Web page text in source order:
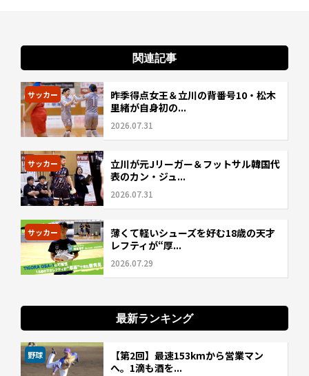
関連記事
サッカー
昨季得点女王＆立川の背番号10・松木
里緒が自身初の...
2026.07.31
サッカー
立川が元Jリーガー＆フットサル韓国代
表のカン・ジュ...
2026.07.31
サッカー
薄くて軽いシューズを好む18歳の天才
レフティが“厚...
2026.07.29
最新ランキング
野球
【第2回】最速153kmから営業マン
へ。1滴も酒を...